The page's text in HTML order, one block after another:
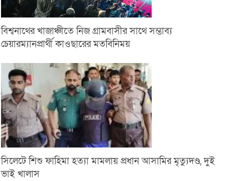
বিশ্বনাথের খাজাঞ্চীতে নিজ গ্রামবাসীর সাথে সম্ভাব্য
চেয়ারম্যানপ্রার্থী কাওছারের মতবিনিময়
সিলেটে শিশু ফাহিমা হত্যা মামলায় প্রধান আসামির মৃত্যুদণ্ড, দুই
ভাই খালাস